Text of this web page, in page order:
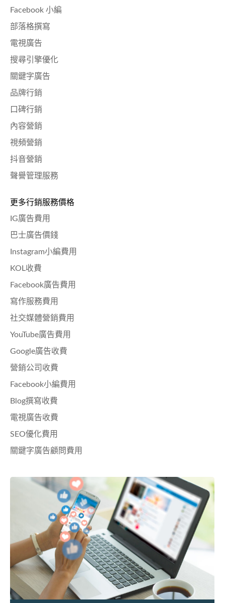
Facebook 小編
部落格撰寫
電視廣告
搜尋引擎優化
關鍵字廣告
品牌行銷
口碑行銷
內容營銷
視頻營銷
抖音營銷
聲譽管理服務
更多行銷服務價格
IG廣告費用
巴士廣告價錢
Instagram小編費用
KOL收費
Facebook廣告費用
寫作服務費用
社交媒體營銷費用
YouTube廣告費用
Google廣告收費
營銷公司收費
Facebook小編費用
Blog撰寫收費
電視廣告收費
SEO優化費用
關鍵字廣告顧問費用